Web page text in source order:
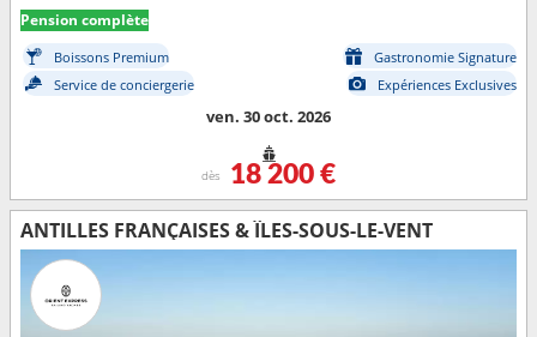
Pension complète
Boissons Premium
Gastronomie Signature
Service de conciergerie
Expériences Exclusives
ven. 30 oct. 2026
dès 18 200 €
ANTILLES FRANÇAISES & ÎLES-SOUS-LE-VENT